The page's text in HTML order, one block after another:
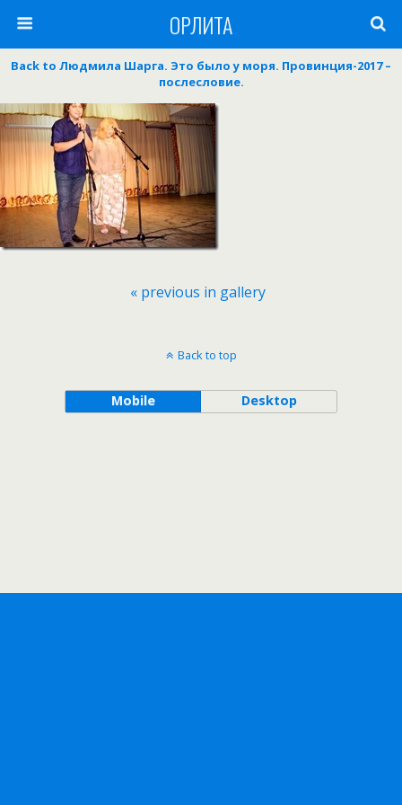
ОРЛИТА
Back to Людмила Шарга. Это было у моря. Провинция-2017 –
послесловие.
« previous in gallery
Back to top
Mobile Desktop